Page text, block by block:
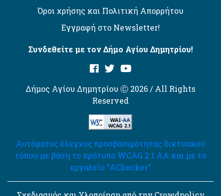
Όροι χρήσης και Πολιτική Απορρήτου
Εγγραφή στο Newsletter!
Συνδεθείτε με τον Δήμο Αγίου Δημητρίου!
Δήμος Αγίου Δημητρίου Ⓒ 2026 / All Rights
Reserved
Αυτόματος έλεγχος προσβασιμότητας δικτυακού
τόπου με βάση το πρότυπο WCAG 2.1 AA και με το
εργαλείο “AChecker”